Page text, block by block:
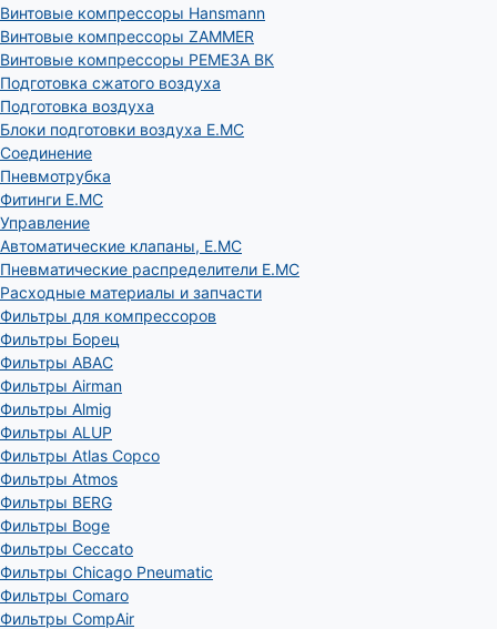
Винтовые компрессоры Hansmann
Винтовые компрессоры ZAMMER
Винтовые компрессоры РЕМЕЗА ВК
Подготовка сжатого воздуха
Подготовка воздуха
Блоки подготовки воздуха E.MC
Соединение
Пневмотрубка
Фитинги E.MC
Управление
Автоматические клапаны, Е.МС
Пневматические распределители E.MC
Расходные материалы и запчасти
Фильтры для компрессоров
Фильтры Борец
Фильтры ABAC
Фильтры Airman
Фильтры Almig
Фильтры ALUP
Фильтры Atlas Copco
Фильтры Atmos
Фильтры BERG
Фильтры Boge
Фильтры Ceccato
Фильтры Chicago Pneumatic
Фильтры Comaro
Фильтры CompAir